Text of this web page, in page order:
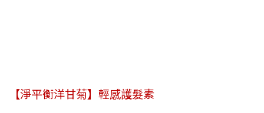
【淨平衡洋甘菊】輕感護髮素